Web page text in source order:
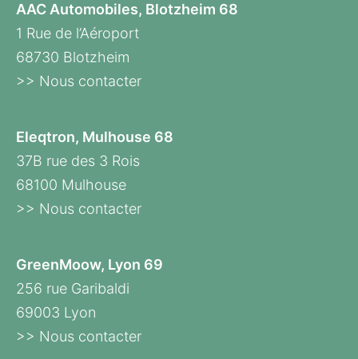
AAC Automobiles, Blotzheim 68
1 Rue de l’Aéroport
68730 Blotzheim
>> Nous contacter
Eleqtron, Mulhouse 68
37B rue des 3 Rois
68100 Mulhouse
>> Nous contacter
GreenMoow, Lyon 69
256 rue Garibaldi
69003 Lyon
>> Nous contacter